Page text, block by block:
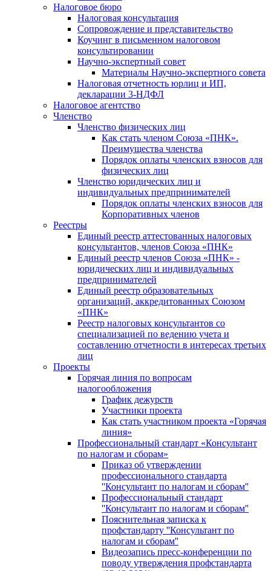
Налоговое бюро
Налоговая консультация
Cопровождение и представительство
Коучинг в письменном налоговом
консультировании
Научно-экспертный совет
Материалы Научно-экспертного совета
Налоговая отчетность юрлиц и ИП,
декларации 3-НДФЛ
Налоговое агентство
Членство
Членство физических лиц
Как стать членом Союза «ПНК».
Преимущества членства
Порядок оплаты членских взносов для
физических лиц
Членство юридических лиц и
индивидуальных предпринимателей
Порядок оплаты членских взносов для
Корпоративных членов
Реестры
Единый реестр аттестованных налоговых
консультантов, членов Союза «ПНК»
Единый реестр членов Союза «ПНК» -
юридических лиц и индивидуальных
предпринимателей
Единый реестр образовательных
организаций, аккредитованных Союзом
«ПНК»
Реестр налоговых консультантов со
специализацией по ведению учета и
составлению отчетности в интересах третьих
лиц
Проекты
Горячая линия по вопросам
налогообложения
График дежурств
Участники проекта
Как стать участником проекта «Горячая
линия»
Профессиональный стандарт «Консультант
по налогам и сборам»
Приказ об утверждении
профессионального стандарта
''Консультант по налогам и сборам''
Профессиональный стандарт
''Консультант по налогам и сборам''
Пояснительная записка к
профстандарту ''Консультант по
налогам и сборам''
Видеозапись пресс-конференции по
поводу утверждения профстандарта